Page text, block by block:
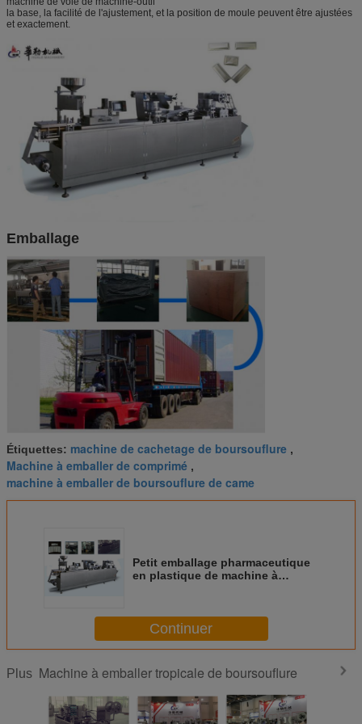
Dimension de chaque
1460*700*1400 (moyen)
1000*700*1400 (arrière)
Au sujet de 1200kg
la base, la facilité de l'ajustement, et la position de moule peuvent être ajustées
et exactement.
Emballage
Étiquettes: machine de cachetage de boursouflure ,
Machine à emballer de comprimé ,
machine à emballer de boursouflure de came
Petit emballage pharmaceutique
en plastique de machine à
Continuer
Plus Machine à emballer tropicale de boursouflure